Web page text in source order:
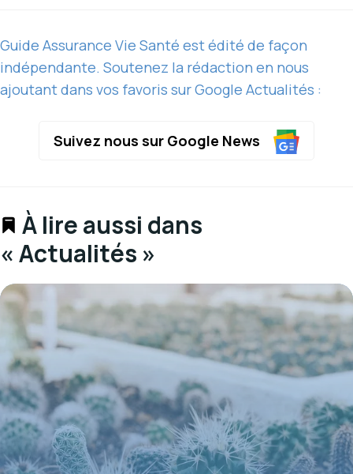
Guide Assurance Vie Santé est édité de façon
indépendante. Soutenez la rédaction en nous
ajoutant dans vos favoris sur Google Actualités :
Suivez nous sur Google News
À lire aussi dans
« Actualités »